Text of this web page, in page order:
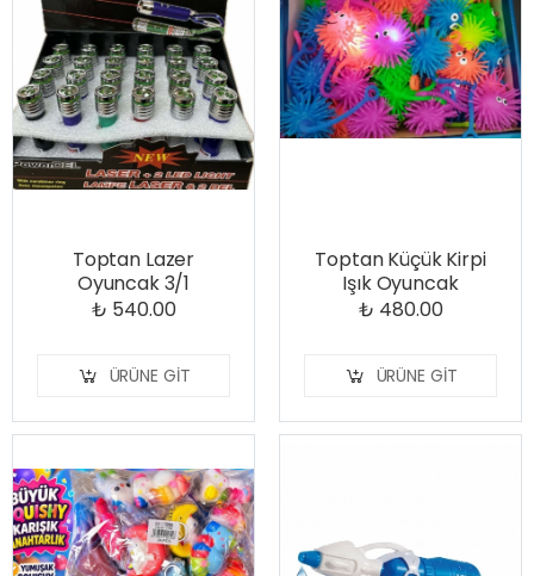
Toptan Lazer
Oyuncak 3/1
₺ 540.00
ÜRÜNE GIT
Toptan Küçük Kirpi
Işık Oyuncak
₺ 480.00
ÜRÜNE GIT